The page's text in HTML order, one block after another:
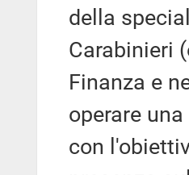
della
Carabinieri
Finanza e
operare
con